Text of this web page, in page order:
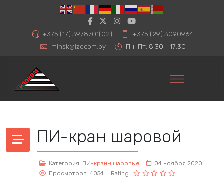
+375 (17) 3978701(02)
+375 (29) 3090964
minsk@izocom.by
Пн-Пт: 8:30 - 17:30
ПИ-кран шаровой
Категория: ПИ-краны шаровые
04 ноября 2020
Просмотров: 4054
Rating: